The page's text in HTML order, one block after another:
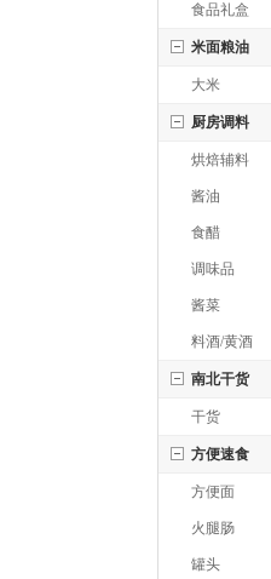
食品礼盒
米面粮油
大米
厨房调料
烘焙辅料
酱油
食醋
调味品
酱菜
料酒/黄酒
南北干货
干货
方便速食
方便面
火腿肠
罐头